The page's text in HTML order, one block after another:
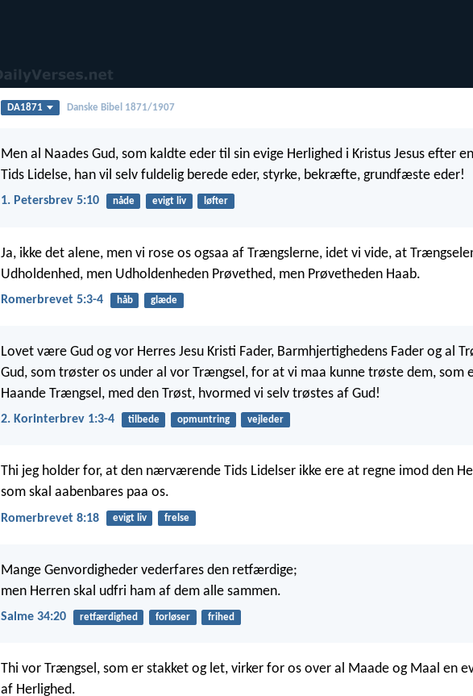
DA1871 Danske Bibel 1871/1907
Men al Naades Gud, som kaldte eder til sin evige Herlighed i Kristus Jesus efter
Tids Lidelse, han vil selv fuldelig berede eder, styrke, bekræfte, grundfæste eder!
1. Petersbrev 5:10 nåde evigt liv løfter
Ja, ikke det alene, men vi rose os ogsaa af Trængslerne, idet vi vide, at
Udholdenhed, men Udholdenheden Prøvethed, men Prøvetheden Haab.
Romerbrevet 5:3-4 håb glæde
Lovet være Gud og vor Herres Jesu Kristi Fader, Barmhjertighedens Fader og al
Gud, som trøster os under al vor Trængsel, for at vi maa kunne trøste dem, som
Haande Trængsel, med den Trøst, hvormed vi selv trøstes af Gud!
2. Korinterbrev 1:3-4 tilbede opmuntring vejleder
Thi jeg holder for, at den nærværende Tids Lidelser ikke ere at regne imod den
som skal aabenbares paa os.
Romerbrevet 8:18 evigt liv frelse
Mange Genvordigheder vederfares den retfærdige;
men Herren skal udfri ham af dem alle sammen.
Salme 34:20 retfærdighed forløser frihed
Thi vor Trængsel, som er stakket og let, virker for os over al Maade og Maal en
af Herlighed.